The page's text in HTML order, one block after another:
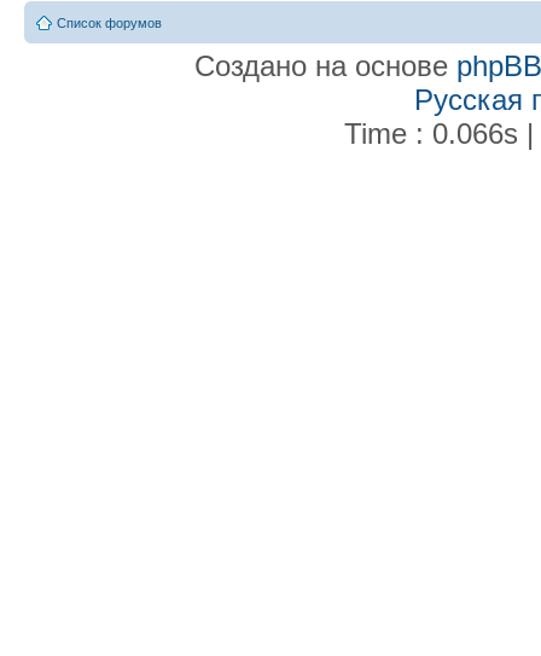
Список форумов
Создано на основе phpBB
Русская
Time : 0.066s